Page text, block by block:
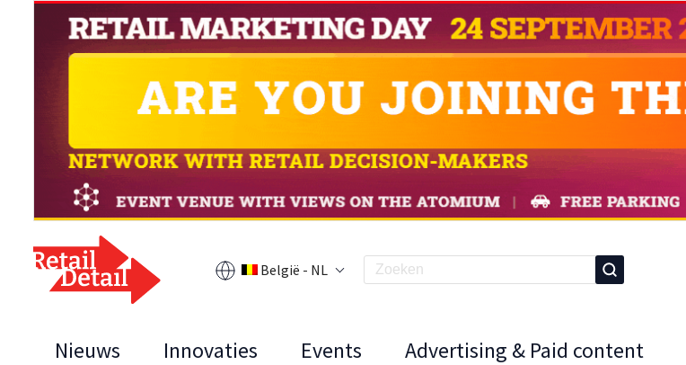
België - NL
Nieuws Innovaties Events Advertising & Paid content